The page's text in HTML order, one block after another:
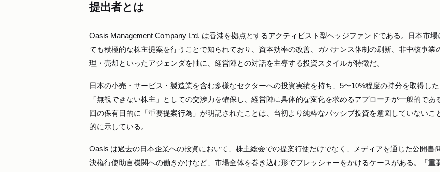
提出者とは
Oasis Management Company Ltd. は香港を拠点とするアクティビスト型ヘッジファンドである。日本市場
ても積極的な株主提案を行うことで知られており、資本効率の改善、ガバナンス体制の刷新、非中核事業
理・売却といったアジェンダを軸に、経営陣との対話を主導する投資スタイルが特徴だ。
日本の小売・サービス・製造業を含む多様なセクターへの投資実績を持ち、5〜10%程度の持分を取得し
「無視できない株主」としての交渉力を確保し、経営陣に具体的な変化を求めるアプローチが一般的であ
回の保有目的に「重要提案行為」が明記されたことは、当初より純粋なパッシブ投資を意図していないこ
的に示している。
Oasis は過去の日本企業への投資において、株主総会での提案行使だけでなく、メディアを通じた公開書
決権行使助言機関への働きかけなど、市場全体を巻き込む形でプレッシャーをかけるケースがある。「重